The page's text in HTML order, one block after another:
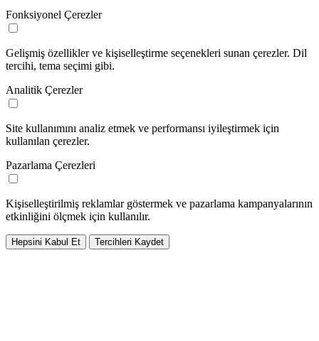
Fonksiyonel Çerezler
Gelişmiş özellikler ve kişiselleştirme seçenekleri sunan çerezler. Dil
tercihi, tema seçimi gibi.
Analitik Çerezler
Site kullanımını analiz etmek ve performansı iyileştirmek için
kullanılan çerezler.
Pazarlama Çerezleri
Kişiselleştirilmiş reklamlar göstermek ve pazarlama kampanyalarının
etkinliğini ölçmek için kullanılır.
Hepsini Kabul Et Tercihleri Kaydet